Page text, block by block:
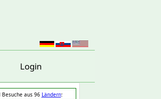
Login
Besuche aus 96 Ländern: